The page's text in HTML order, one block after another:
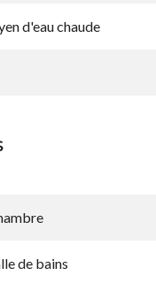
d'eau chaude
de bains